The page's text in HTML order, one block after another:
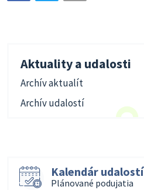
Aktuality a udalosti
Archív aktualít
Archív udalostí
Kalendár udalostí
Plánované podujatia